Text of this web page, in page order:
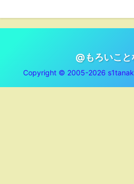
@もろいこと
Copyright © 2005-2026